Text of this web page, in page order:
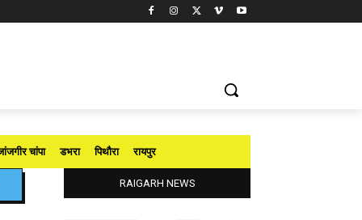
चांपा डभरा पिथौरा रायपुर
RAIGARH NEWS